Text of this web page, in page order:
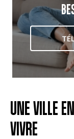
UNE VILLE
VIVRE